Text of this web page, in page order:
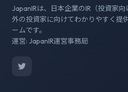
JapanIRは、日本企業のIR（投資家
外の投資家に向けてわかりやすく提
ームです。
運営: JapanIR運営事務局